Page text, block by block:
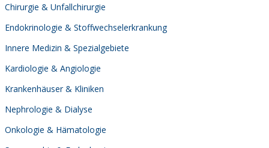
Chirurgie & Unfallchirurgie
Endokrinologie & Stoffwechselerkrankung
Innere Medizin & Spezialgebiete
Kardiologie & Angiologie
Krankenhäuser & Kliniken
Nephrologie & Dialyse
Onkologie & Hämatologie